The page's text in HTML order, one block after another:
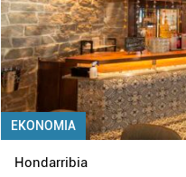
EKONOMIA
Hondarribia